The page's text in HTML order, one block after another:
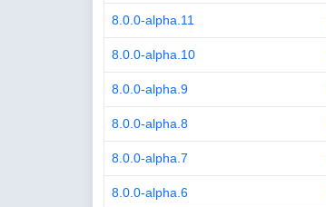
8.0.0-alpha.11
8.0.0-alpha.10
8.0.0-alpha.9
8.0.0-alpha.8
8.0.0-alpha.7
8.0.0-alpha.6